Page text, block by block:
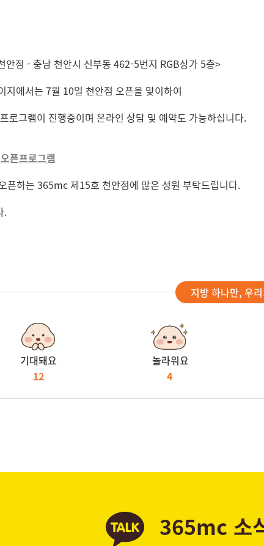
안점 - 충남 천안시 신부동 462-5번지 RGB상가 5층>
지에서는 7월 10일 천안점 오픈을 맞이하여
로그램이 진행중이며 온라인 상담 및 예약도 가능하십니다.
픈프로그램
픈하는 365mc 제15호 천안점에 많은 성원 부탁드립니다.
.
지방 하나만, 우
기대돼요
12
놀라워요
4
365mc 소